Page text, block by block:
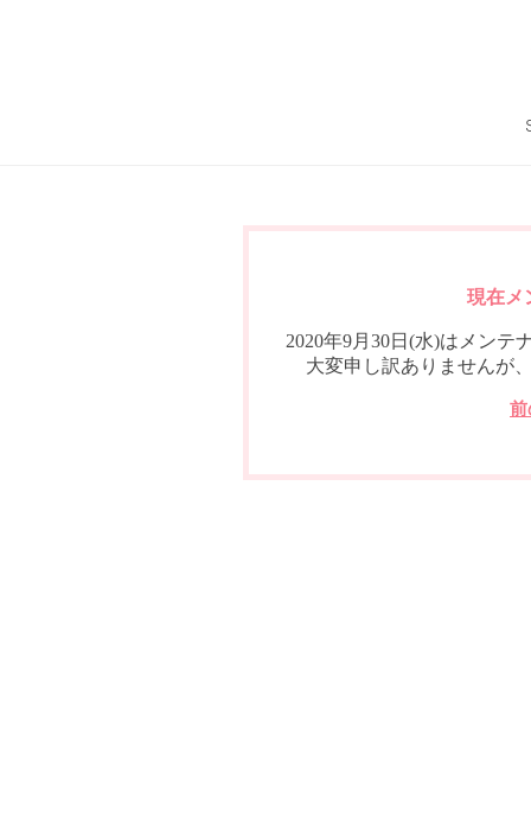
現在メ
2020年9月30日(水)はメンテ
大変申し訳ありませんが
前